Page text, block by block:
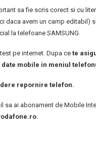
sa fie scris corect si cu
daca avem un camp editabil)
la telefoane SAMSUNG.
pe internet. Dupa ce te
mobile in meniul
repornire telefon.
ai abonament de Mobile